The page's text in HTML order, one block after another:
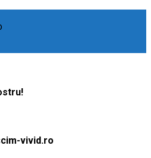
vivid.ro